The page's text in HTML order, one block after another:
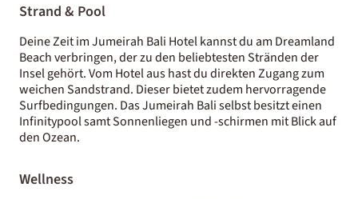
Strand & Pool
Deine Zeit im Jumeirah Bali Hotel kannst du am Dreamland
Beach verbringen, der zu den beliebtesten Stränden der
Insel gehört. Vom Hotel aus hast du direkten Zugang zum
weichen Sandstrand. Dieser bietet zudem hervorragende
Surfbedingungen. Das Jumeirah Bali selbst besitzt einen
Infinitypool samt Sonnenliegen und -schirmen mit Blick auf
den Ozean.
Wellness